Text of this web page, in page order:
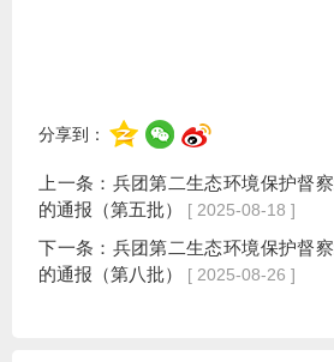
分享到：
上一条： 兵团第二生态环境保护督
的通报（第五批）
[ 2025-08-18 ]
下一条： 兵团第二生态环境保护督
的通报（第八批）
[ 2025-08-26 ]